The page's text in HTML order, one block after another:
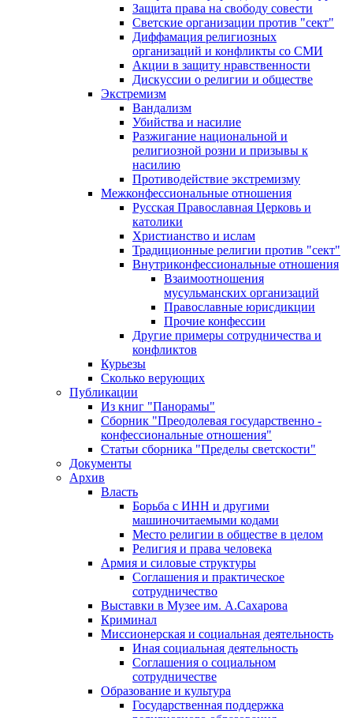
Защита права на свободу совести
Светские организации против "сект"
Диффамация религиозных
организаций и конфликты со СМИ
Акции в защиту нравственности
Дискуссии о религии и обществе
Экстремизм
Вандализм
Убийства и насилие
Разжигание национальной и
религиозной розни и призывы к
насилию
Противодействие экстремизму
Межконфессиональные отношения
Русская Православная Церковь и
католики
Христианство и ислам
Традиционные религии против "сект"
Внутриконфессиональные отношения
Взаимоотношения
мусульманских организаций
Православные юрисдикции
Прочие конфессии
Другие примеры сотрудничества и
конфликтов
Курьезы
Сколько верующих
Публикации
Из книг "Панорамы"
Сборник "Преодолевая государственно -
конфессиональные отношения"
Статьи сборника "Пределы светскости"
Документы
Архив
Власть
Борьба с ИНН и другими
машиночитаемыми кодами
Место религии в обществе в целом
Религия и права человека
Армия и силовые структуры
Соглашения и практическое
сотрудничество
Выставки в Музее им. А.Сахарова
Криминал
Миссионерская и социальная деятельность
Иная социальная деятельность
Соглашения о социальном
сотрудничестве
Образование и культура
Государственная поддержка